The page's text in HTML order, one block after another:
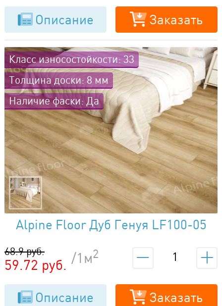
Описание Заказать
Класс износостойкости: 33
Толщина доски: 8 мм
Наличие фаски: Да
Alpine Floor Дуб Генуя LF100-05
59.72 руб.
68.9 руб. /1м2
Описание Заказать